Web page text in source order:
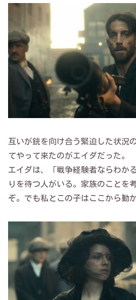
互いが銃を向け合う緊迫した状況
てやって来たのがエイダだった。
エイダは、「戦争経験者ならわか
りを待つ人がいる。家族のことを
ぞ。でも私とこの子はここから動